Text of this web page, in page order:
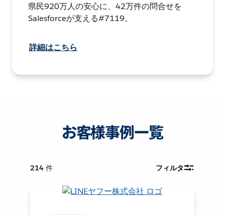
県民920万人の安心に、42万件の問合せを
Salesforceが支える#7119。
詳細はこちら
お客様事例一覧
214 件 フィルタ